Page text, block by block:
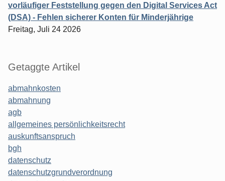
vorläufiger Feststellung gegen den Digital Services Act
(DSA) - Fehlen sicherer Konten für Minderjährige
Freitag, Juli 24 2026
Getaggte Artikel
abmahnkosten
abmahnung
agb
allgemeines persönlichkeitsrecht
auskunftsanspruch
bgh
datenschutz
datenschutzgrundverordnung